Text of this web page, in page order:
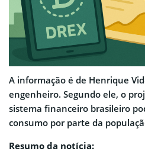
A informação é de Henrique
engenheiro. Segundo ele, o
sistema financeiro brasileiro
consumo por parte da
Resumo da notícia: